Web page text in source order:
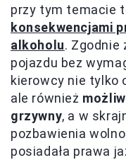
przy tym temacie
konsekwencjami
alkoholu. Zgodnie
pojazdu bez
kierowcy nie tylko
ale również
grzywny, a w
pozbawienia
posiadała prawa